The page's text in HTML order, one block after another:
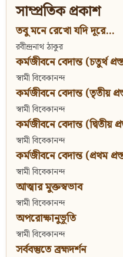
সাম্প্রতিক প্রকাশ
তবু মনে রেখো যদি দূরে...
রবীন্দ্রনাথ ঠাকুর
কর্মজীবনে বেদান্ত (চতুর্থ
স্বামী বিবেকানন্দ
কর্মজীবনে বেদান্ত (তৃতীয়
স্বামী বিবেকানন্দ
কর্মজীবনে বেদান্ত (দ্বিতীয়
স্বামী বিবেকানন্দ
কর্মজীবনে বেদান্ত (প্রথম
স্বামী বিবেকানন্দ
আত্মার মুক্তস্বভাব
স্বামী বিবেকানন্দ
অপরোক্ষানুভূতি
স্বামী বিবেকানন্দ
সর্ববস্তুতে ব্রহ্মদর্শন